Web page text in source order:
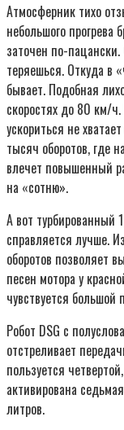
Атмосферник тихо
небольшого прогрева
заточен по-
теряешься. Откуда в
бывает. Подобная
скоростях до 80 км/
ускориться не
тысяч оборотов, где
влечет повышенный
на «сотню».
А вот турбированный
справляется лучше.
оборотов позволяет
песен мотора у
чувствуется большой
Робот DSG с
отстреливает
пользуется
активирована
литров.